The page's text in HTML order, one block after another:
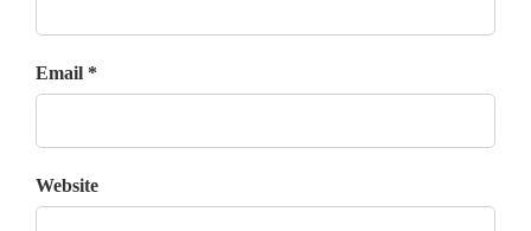
Email *
Website